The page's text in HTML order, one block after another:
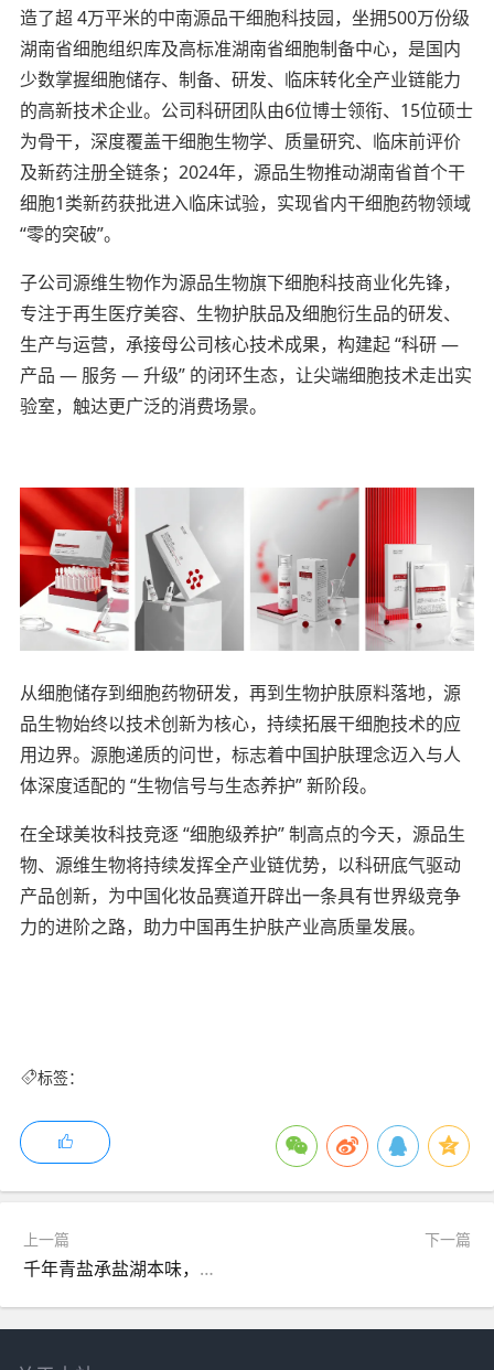
造了超 4万平米的中南源品干细胞科技园，坐拥500万份级
湖南省细胞组织库及高标准湖南省细胞制备中心，是国内
少数掌握细胞储存、制备、研发、临床转化全产业链能力
的高新技术企业。公司科研团队由6位博士领衔、15位硕士
为骨干，深度覆盖干细胞生物学、质量研究、临床前评价
及新药注册全链条；2024年，源品生物推动湖南省首个干
细胞1类新药获批进入临床试验，实现省内干细胞药物领域
“零的突破”。
子公司源维生物作为源品生物旗下细胞科技商业化先锋，
专注于再生医疗美容、生物护肤品及细胞衍生品的研发、
生产与运营，承接母公司核心技术成果，构建起 “科研 —
产品 — 服务 — 升级” 的闭环生态，让尖端细胞技术走出实
验室，触达更广泛的消费场景。
从细胞储存到细胞药物研发，再到生物护肤原料落地，源
品生物始终以技术创新为核心，持续拓展干细胞技术的应
用边界。源胞递质的问世，标志着中国护肤理念迈入与人
体深度适配的 “生物信号与生态养护” 新阶段。
在全球美妆科技竞逐 “细胞级养护” 制高点的今天，源品生
物、源维生物将持续发挥全产业链优势，以科研底气驱动
产品创新，为中国化妆品赛道开辟出一条具有世界级竞争
力的进阶之路，助力中国再生护肤产业高质量发展。
标签：
上一篇
千年青盐承盐湖本味，匠心铸就天然健康好盐
下一篇